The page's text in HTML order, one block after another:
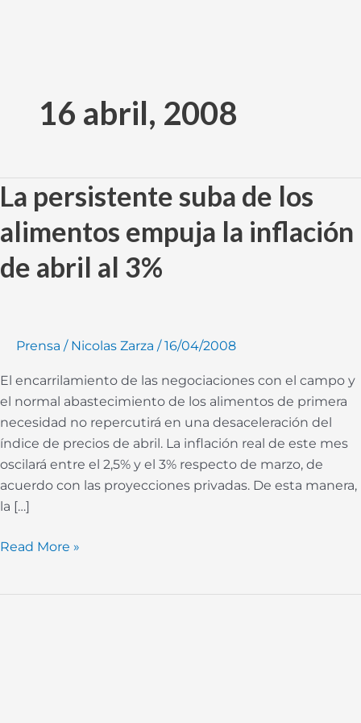
contenido16 abril, 2008
La persistente suba de los
alimentos empuja la inflación
de abril al 3%
Prensa / Nicolas Zarza /16/04/2008
El encarrilamiento de las negociaciones con el campo y
el normal abastecimiento de los alimentos de primera
necesidad no repercutirá en una desaceleración del
índice de precios de abril. La inflación real de este mes
oscilará entre el 2,5% y el 3% respecto de marzo, de
acuerdo con las proyecciones privadas. De esta manera,
la […]
La
persistente
suba
los
inflación
de
abril
al
3%
Read More »